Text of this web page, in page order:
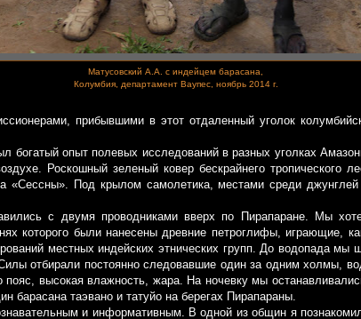
Матусовский А.А. с индейцем барасана,
Колумбия, департамент Ваупес, ноябрь 2014 г.
прибывшими в этот отдаленный уголок
опыт полевых исследований в разных уголках
Роскошный зеленый ковер бескрайнего тропического
«Сессны». Под крылом самолетика, местами среди
с двумя проводниками вверх по Пирапаране. Мы
которого были нанесены древние петроглифы, играющие,
местных индейских этнических групп. До водопада мы
отбирали постоянно следовавшие один за одним холмы,
высокая влажность, жара. На ночевку мы
таэвано и татуйо на берегах Пирапараны.
и информативным. В одной из общин я